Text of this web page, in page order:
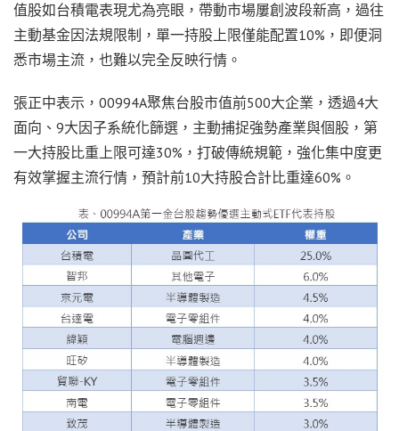
值股如台積電表現尤為亮眼，帶動市場屢創波段新高，過往
主動基金因法規限制，單一持股上限僅能配置10%，即便洞
悉市場主流，也難以完全反映行情。
張正中表示，00994A聚焦台股市值前500大企業，透過4大
面向、9大因子系統化篩選，主動捕捉強勢產業與個股，第
一大持股比重上限可達30%，打破傳統規範，強化集中度更
有效掌握主流行情，預計前10大持股合計比重達60%。